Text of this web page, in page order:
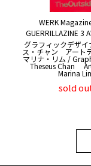
WERK
GUERRILLAZINE 3
グラフィックデザイ
ス・チャン アート
マリナ・リム /
Theseus Chan
Marina
sold